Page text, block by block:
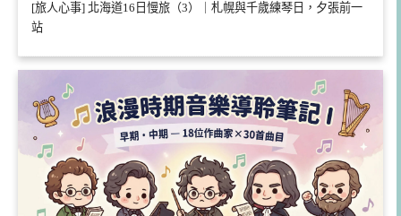
[旅人心事] 北海道16日慢旅（3）｜札幌與千歲練琴日，夕張前一
站